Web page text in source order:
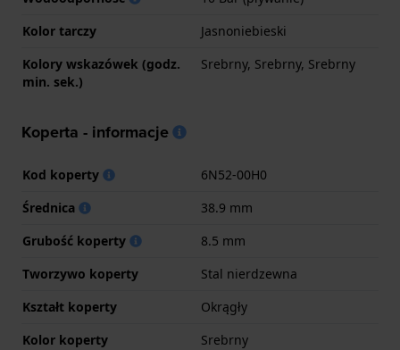
Kolor tarczy
Jasnoniebieski
Kolory wskazówek (godz.
min. sek.)
Srebrny, Srebrny, Srebrny
Koperta - informacje
Kod koperty
6N52-00H0
Średnica
38.9 mm
Grubość koperty
8.5 mm
Tworzywo koperty
Stal nierdzewna
Kształt koperty
Okrągły
Kolor koperty
Srebrny